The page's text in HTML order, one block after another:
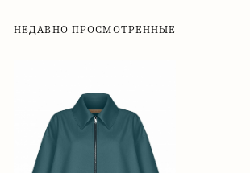
НЕДАВНО ПРОСМОТРЕННЫЕ